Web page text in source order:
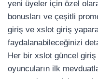
yeni üyeler için özel
bonusları ve çeşitli
giriş ve xslot giriş
faydalanabileceğinizi
Her bir xslot güncel
oyuncuların ilk